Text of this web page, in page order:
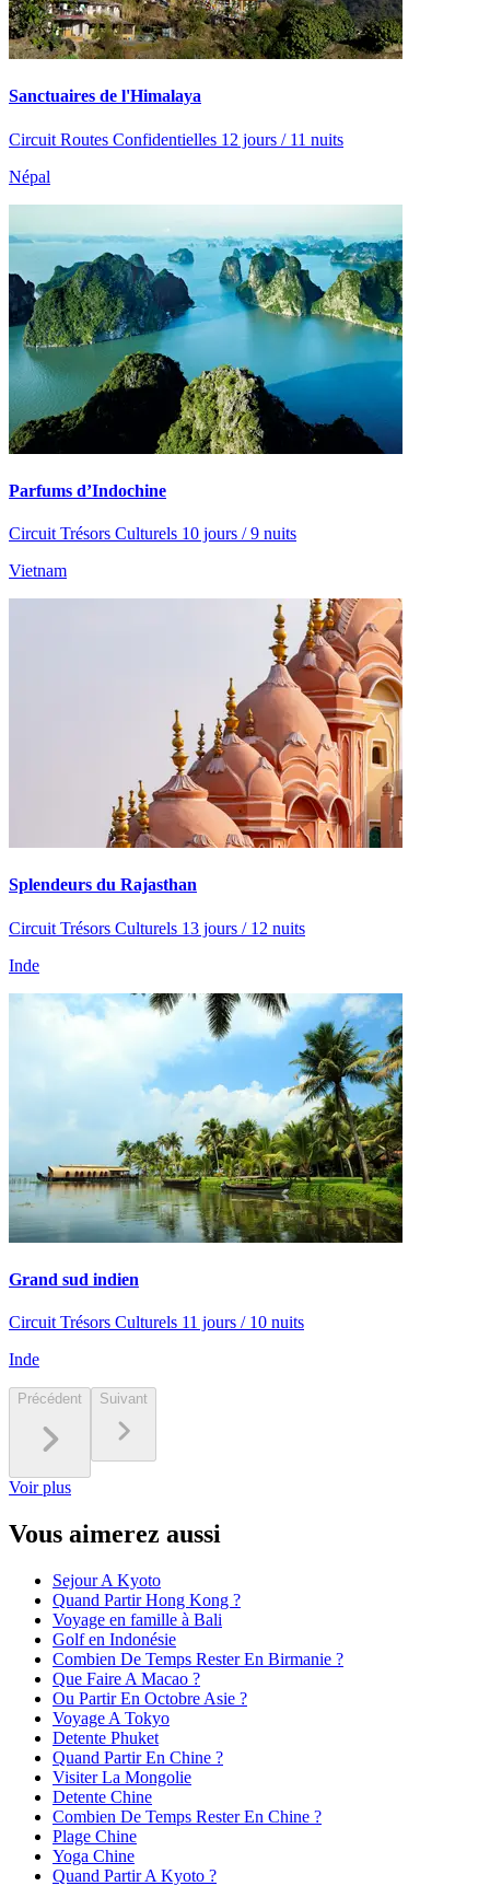
Sanctuaires de l'Himalaya
Circuit Routes Confidentielles 12 jours / 11 nuits
Népal
Parfums d’Indochine
Circuit Trésors Culturels 10 jours / 9 nuits
Vietnam
Splendeurs du Rajasthan
Circuit Trésors Culturels 13 jours / 12 nuits
Inde
Grand sud indien
Circuit Trésors Culturels 11 jours / 10 nuits
Inde
Précédent Suivant
Voir plus
Vous aimerez aussi
Sejour A Kyoto
Quand Partir Hong Kong ?
Voyage en famille à Bali
Golf en Indonésie
Combien De Temps Rester En Birmanie ?
Que Faire A Macao ?
Ou Partir En Octobre Asie ?
Voyage A Tokyo
Detente Phuket
Quand Partir En Chine ?
Visiter La Mongolie
Detente Chine
Combien De Temps Rester En Chine ?
Plage Chine
Yoga Chine
Quand Partir A Kyoto ?